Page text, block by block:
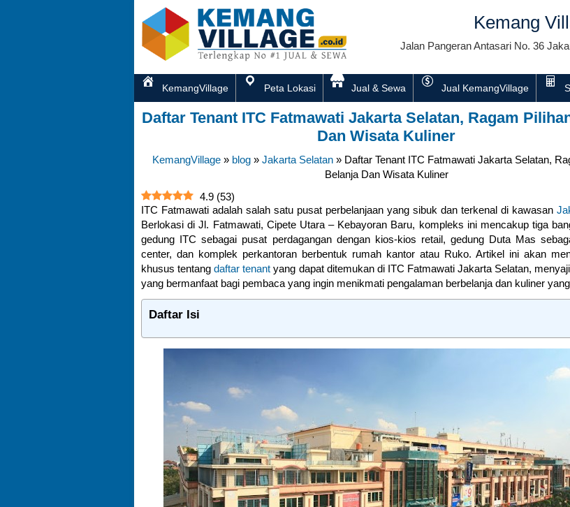
Kemang
Jalan Pangeran Antasari No. 36
KemangVillage Peta Lokasi Jual & Sewa Jual KemangVillage
Daftar Tenant ITC Fatmawati Jakarta Selatan, Ragam
Dan Wisata Kuliner
KemangVillage» blog» Jakarta Selatan» Daftar Tenant ITC Fatmawati Jakarta Selatan,
Belanja Dan Wisata Kuliner
4.9 (53)
ITC Fatmawati adalah salah satu pusat perbelanjaan yang sibuk dan terkenal di kawasan
Berlokasi di Jl. Fatmawati, Cipete Utara – Kebayoran Baru, kompleks ini mencakup tiga
gedung ITC sebagai pusat perdagangan dengan kios-kios retail, gedung Duta Mas
center, dan komplek perkantoran berbentuk rumah kantor atau Ruko. Artikel ini akan
khusus tentangdaftar tenant yang dapat ditemukan di ITC Fatmawati Jakarta Selatan,
yang bermanfaat bagi pembaca yang ingin menikmati pengalaman berbelanja dan kuliner
Daftar Isi